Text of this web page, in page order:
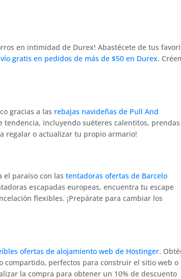
en intimidad de Durex! Abastécete de tus
gratis en pedidos de más de $50 en Durex.
gracias a las rebajas navideñas de Pull And
tendencia, incluyendo suéteres calentitos,
regalar o actualizar tu propio armario!
el paraíso con las tentadoras ofertas de Barcelo
escapadas europeas, encuentra tu escape
flexibles. ¡Prepárate para cambiar los
ofertas de alojamiento web de Hostinger.
compartido, perfectos para construir el sitio web o
la compra para obtener un 10% de descuento